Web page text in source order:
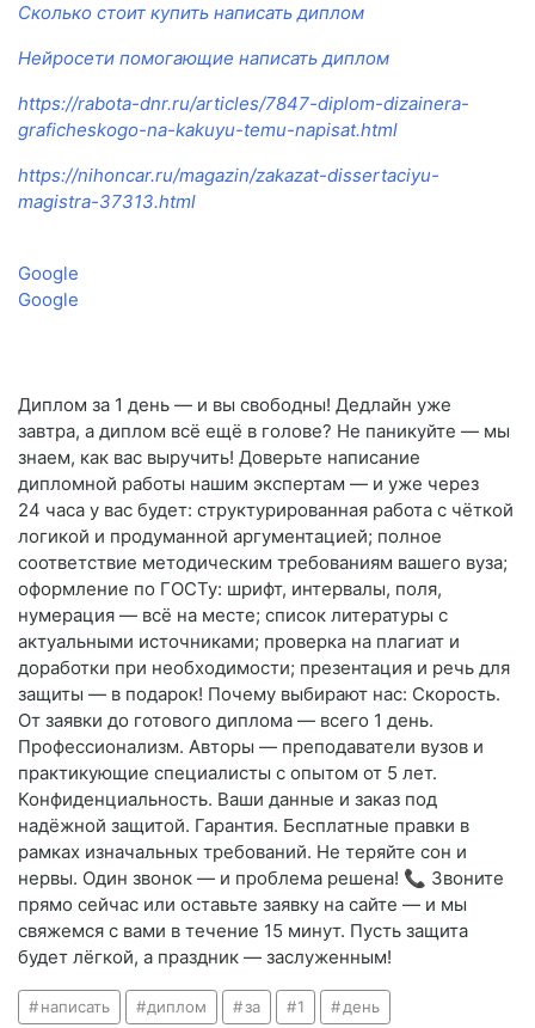
Сколько стоит купить написать диплом
Нейросети помогающие написать диплом
https://rabota-dnr.ru/articles/7847-diplom-dizainera-
graficheskogo-na-kakuyu-temu-napisat.html
https://nihoncar.ru/magazin/zakazat-dissertaciyu-
magistra-37313.html
Google
Google
Диплом за 1 день — и вы свободны! Дедлайн уже
завтра, а диплом всё ещё в голове? Не паникуйте — мы
знаем, как вас выручить! Доверьте написание
дипломной работы нашим экспертам — и уже через
24 часа у вас будет: структурированная работа с чёткой
логикой и продуманной аргументацией; полное
соответствие методическим требованиям вашего вуза;
оформление по ГОСТу: шрифт, интервалы, поля,
нумерация — всё на месте; список литературы с
актуальными источниками; проверка на плагиат и
доработки при необходимости; презентация и речь для
защиты — в подарок! Почему выбирают нас: Скорость.
От заявки до готового диплома — всего 1 день.
Профессионализм. Авторы — преподаватели вузов и
практикующие специалисты с опытом от 5 лет.
Конфиденциальность. Ваши данные и заказ под
надёжной защитой. Гарантия. Бесплатные правки в
рамках изначальных требований. Не теряйте сон и
нервы. Один звонок — и проблема решена! 📞 Звоните
прямо сейчас или оставьте заявку на сайте — и мы
свяжемся с вами в течение 15 минут. Пусть защита
будет лёгкой, а праздник — заслуженным!
написать диплом за 1 день